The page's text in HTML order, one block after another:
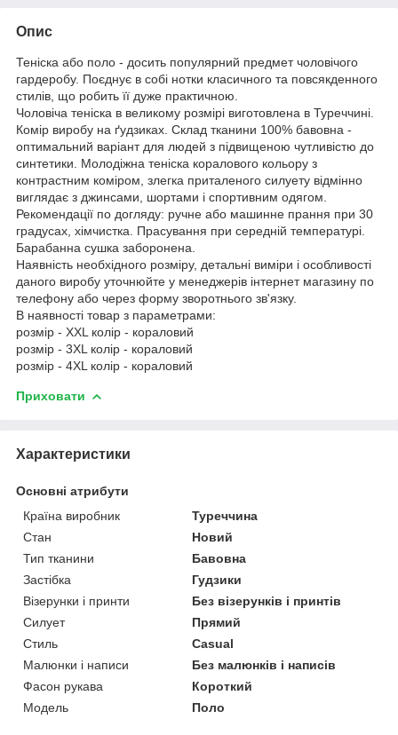
Опис
Теніска або поло - досить популярний предмет чоловічого
гардеробу. Поєднує в собі нотки класичного та повсякденного
стилів, що робить її дуже практичною.
Чоловіча теніска в великому розмірі виготовлена в Туреччині.
Комір виробу на ґудзиках. Склад тканини 100% бавовна -
оптимальний варіант для людей з підвищеною чутливістю до
синтетики. Молодіжна теніска коралового кольору з
контрастним коміром, злегка приталеного силуету відмінно
виглядає з джинсами, шортами і спортивним одягом.
Рекомендації по догляду: ручне або машинне прання при 30
градусах, хімчистка. Прасування при середній температурі.
Барабанна сушка заборонена.
Наявність необхідного розміру, детальні виміри і особливості
даного виробу уточнюйте у менеджерів інтернет магазину по
телефону або через форму зворотнього зв'язку.
В наявності товар з параметрами:
розмір - XXL колір - кораловий
розмір - 3XL колір - кораловий
розмір - 4XL колір - кораловий
Приховати
Характеристики
Основні атрибути
Країна виробник
Туреччина
Стан
Новий
Тип тканини
Бавовна
Застібка
Гудзики
Візерунки і принти
Без візерунків і принтів
Силует
Прямий
Стиль
Casual
Малюнки і написи
Без малюнків і написів
Фасон рукава
Короткий
Модель
Поло